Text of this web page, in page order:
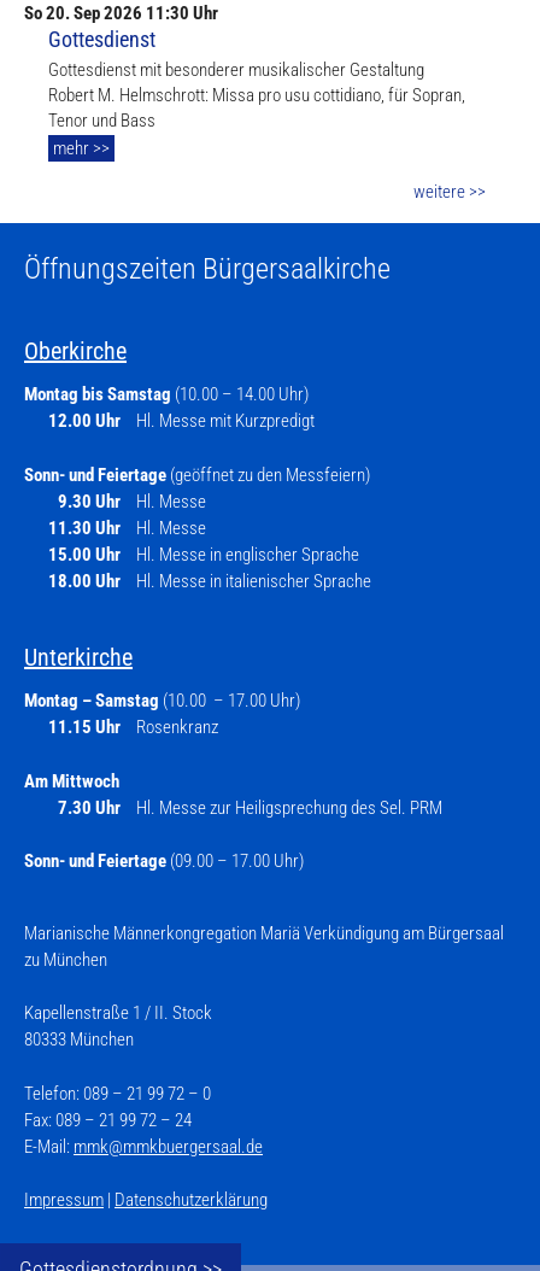
So20. Sep2026 11:30 Uhr
Gottesdienst
Gottesdienst mit besonderer musikalischer Gestaltung
Robert M. Helmschrott: Missa pro usu cottidiano, für Sopran,
Tenor und Bass
mehr >>
weitere >>
Öffnungszeiten Bürgersaalkirche
Oberkirche
Montag bis Samstag (10.00 – 14.00 Uhr)
12.00 Uhr
Hl. Messe mit Kurzpredigt
Sonn- und Feiertage (geöffnet zu den Messfeiern)
9.30 Uhr
Hl. Messe
11.30 Uhr
Hl. Messe
15.00 Uhr
Hl. Messe in englischer Sprache
18.00 Uhr
Hl. Messe in italienischer Sprache
Unterkirche
Montag – Samstag (10.00 – 17.00 Uhr)
11.15 Uhr
Rosenkranz
Am Mittwoch
7.30 Uhr
Hl. Messe zur Heiligsprechung des Sel. PRM
Sonn- und Feiertage (09.00 – 17.00 Uhr)
Marianische Männerkongregation Mariä Verkündigung am Bürgersaal
zu München
Kapellenstraße 1 / II. Stock
80333 München
Telefon: 089 – 21 99 72 – 0
Fax: 089 – 21 99 72 – 24
E-Mail: mmk@mmkbuergersaal.de
Impressum | Datenschutzerklärung